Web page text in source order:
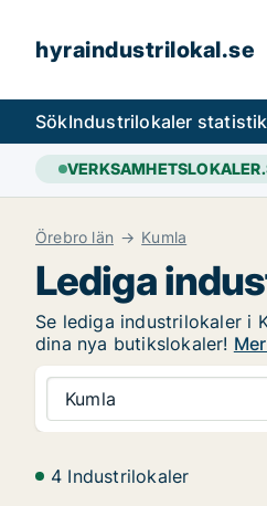
hyraindustrilokal.se
SökIndustrilokaler statistik
Örebro län Kumla
Lediga
Se lediga industrilokaler i
dina nya butikslokaler!
Kumla
4 Industrilokaler